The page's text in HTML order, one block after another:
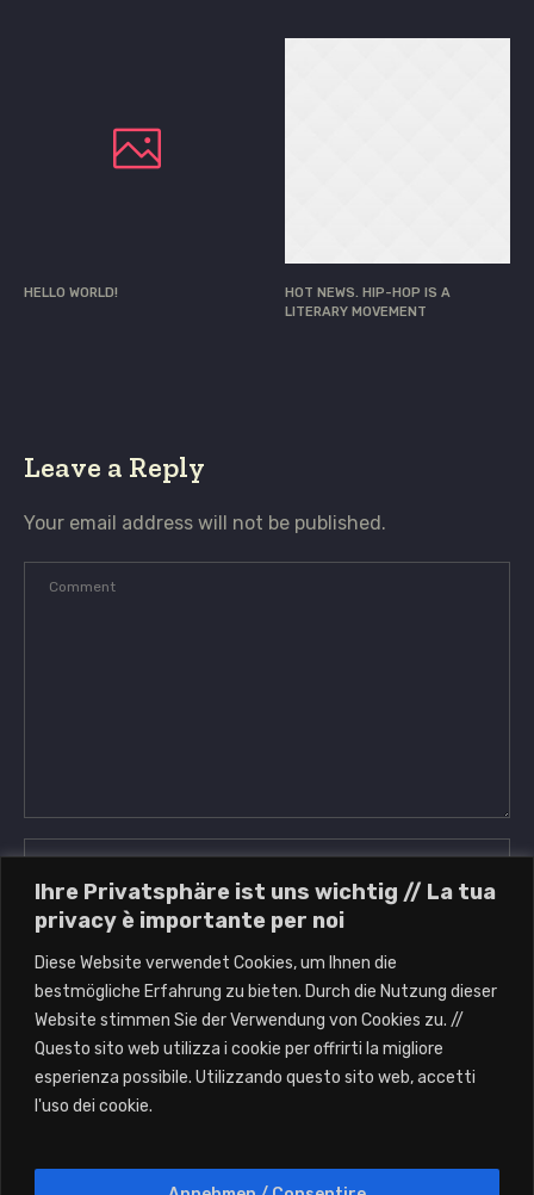
Ihre Privatsphäre ist uns wichtig // La tua
privacy è importante per noi
Diese Website verwendet Cookies, um Ihnen die
bestmögliche Erfahrung zu bieten. Durch die Nutzung dieser
Website stimmen Sie der Verwendung von Cookies zu. //
Questo sito web utilizza i cookie per offrirti la migliore
esperienza possibile. Utilizzando questo sito web, accetti
l'uso dei cookie.
HELLO WORLD!
HOT NEWS. HIP-HOP IS A
LITERARY MOVEMENT
Leave a Reply
Your email address will not be published.
Save my name, email, and website in this browser
for the next time I comment.